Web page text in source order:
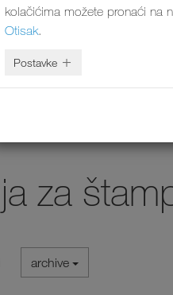
za
archive
kolačićima možete pronaći na
Otisak.
Postavke